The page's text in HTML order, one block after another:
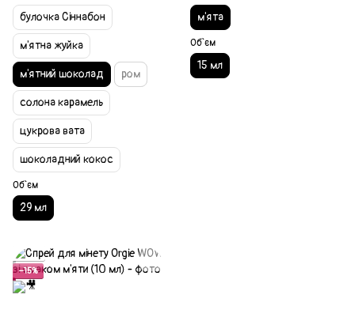
булочка Сіннабон
м'ятна жуйка
м'ятний шоколад ром
солона карамель
цукрова вата
шоколадний кокос
Об`єм
29 мл
м'ята
Об`єм
15 мл
Акція
−15%